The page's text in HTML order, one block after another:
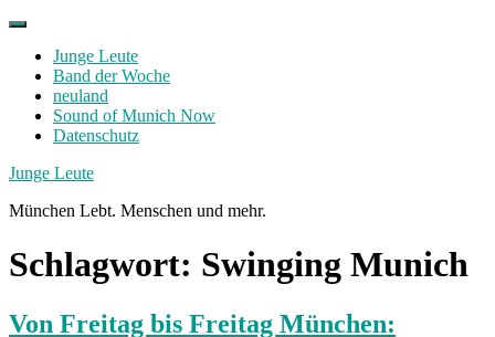
Skip
contentJunge Leute
Band der Woche
neuland
Sound of Munich Now
Datenschutz
Facebook
Twitter
Instagram
Junge Leute
München Lebt. Menschen und mehr.
Schlagwort: Swinging Munich
Von Freitag bis Freitag München: